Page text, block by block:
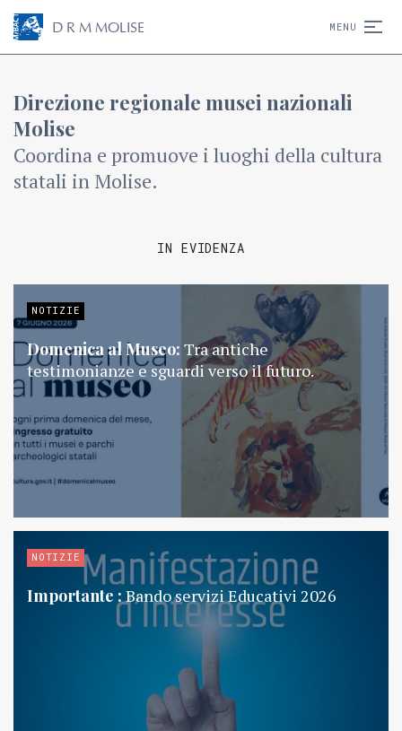
D R M MOLISE MENU
Direzione regionale musei nazionali
Molise
Coordina e promuove i luoghi della cultura
statali in Molise.
IN EVIDENZA
NOTIZIE
Domenica al Museo: Tra antiche
testimonianze e sguardi verso il futuro.
NOTIZIE
Importante :Bando servizi Educativi 2026